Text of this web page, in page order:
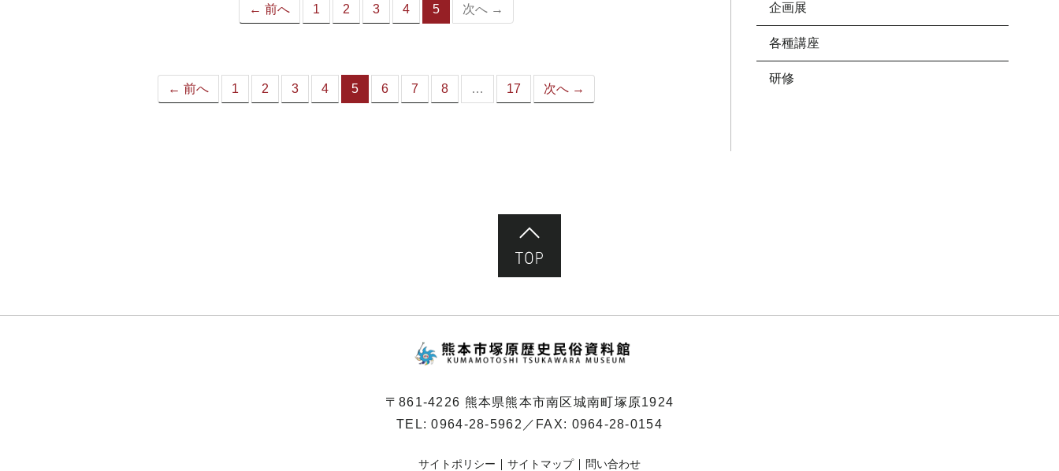
← 前へ 1 2 3 4 5
（こ
次へ →
← 前へ 1 2 3 4 5
（こ
6 7 8 … 17 次へ →
企画展
各種講座
研修
〒861-4226 熊本県熊本市南区城南町塚原1924
TEL:0964-28-5962 ／FAX: 0964-28-0154
サイトポリシー サイトマップ 問い合わせ